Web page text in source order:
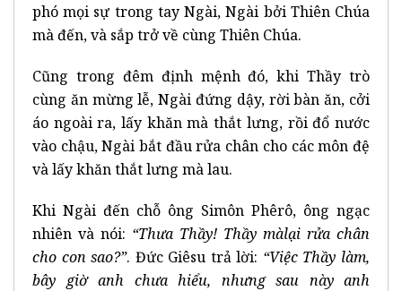
phó mọi sự trong tay Ngài, Ngài bởi Thiên Chúa
mà đến, và sắp trở về cùng Thiên Chúa.
Cũng trong đêm định mệnh đó, khi Thầy trò
cùng ăn mừng lễ, Ngài đứng dậy, rời bàn ăn, cởi
áo ngoài ra, lấy khăn mà thắt lưng, rồi đổ nước
vào chậu, Ngài bắt đầu rửa chân cho các môn đệ
và lấy khăn thắt lưng mà lau.
Khi Ngài đến chỗ ông Simôn Phêrô, ông ngạc
nhiên và nói: “Thưa Thầy! Thầy màlại rửa chân
cho con sao?”. Đức Giêsu trả lời: “Việc Thầy làm,
bây giờ anh chưa hiểu, nhưng sau này anh